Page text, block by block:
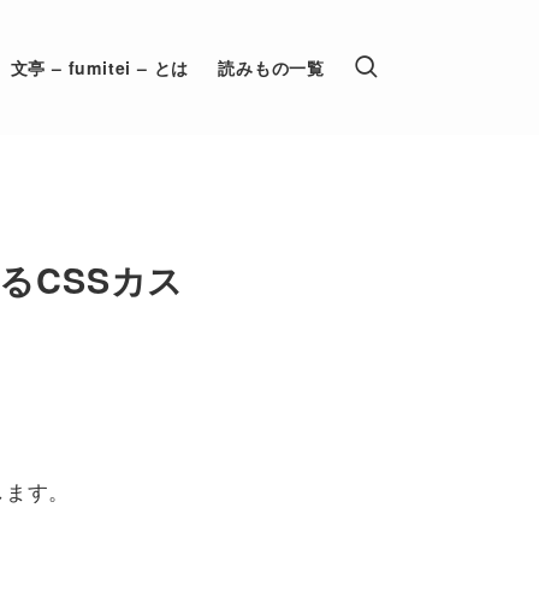
文亭 – fumitei – とは 読みもの一覧
CSSカス
す。